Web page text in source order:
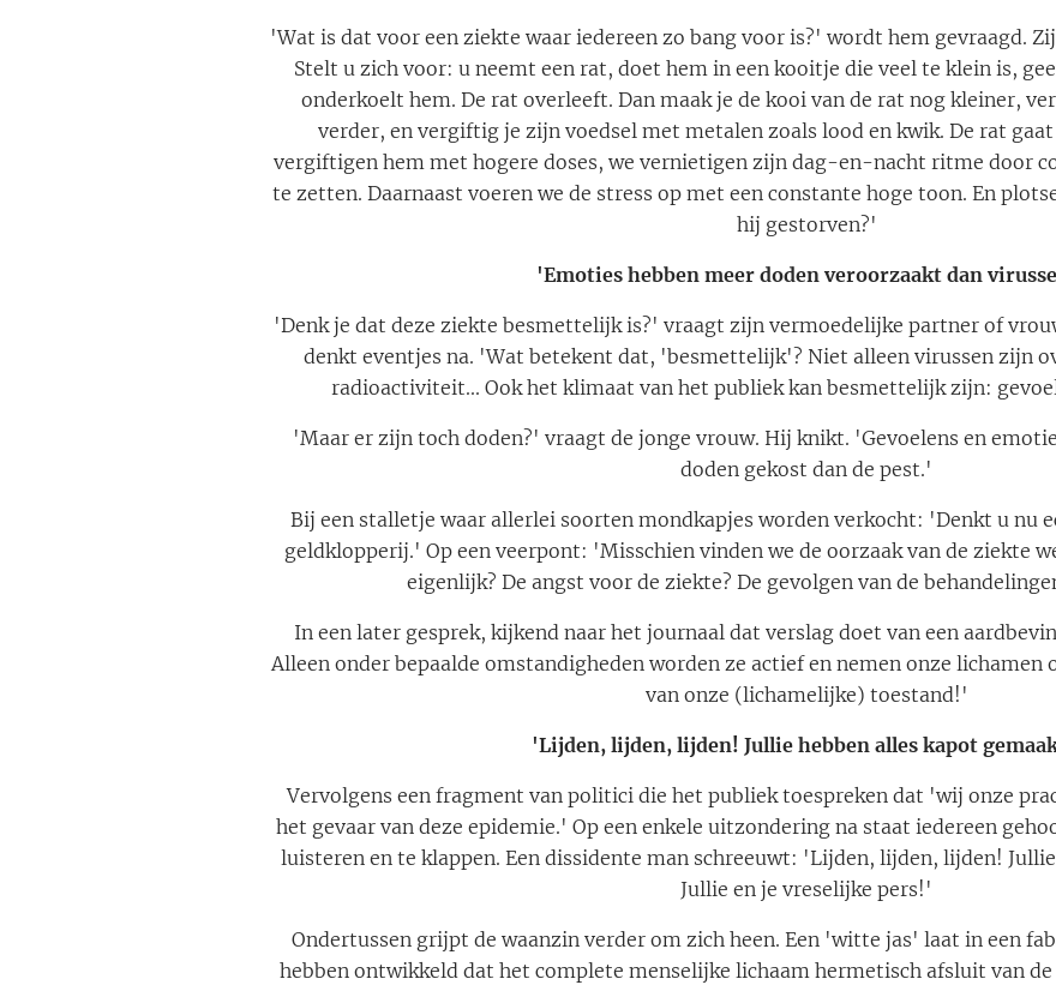
'Wat is dat voor een ziekte waar iedereen zo bang voor is?' wordt hem gevraagd.
Stelt u zich voor: u neemt een rat, doet hem in een kooitje die veel te klein is,
onderkoelt hem. De rat overleeft. Dan maak je de kooi van de rat nog kleiner,
verder, en vergiftig je zijn voedsel met metalen zoals lood en kwik. De rat
vergiftigen hem met hogere doses, we vernietigen zijn dag-en-nacht ritme door
te zetten. Daarnaast voeren we de stress op met een constante hoge toon. En
hij gestorven?'
'Emoties hebben meer doden veroorzaakt dan
'Denk je dat deze ziekte besmettelijk is?' vraagt zijn vermoedelijke partner of
denkt eventjes na. 'Wat betekent dat, 'besmettelijk'? Niet alleen virussen zijn
radioactiviteit... Ook het klimaat van het publiek kan besmettelijk zijn:
'Maar er zijn toch doden?' vraagt de jonge vrouw. Hij knikt. 'Gevoelens en
doden gekost dan de pest.'
Bij een stalletje waar allerlei soorten mondkapjes worden verkocht: 'Denkt u nu
geldklopperij.' Op een veerpont: 'Misschien vinden we de oorzaak van de ziekte
eigenlijk? De angst voor de ziekte? De gevolgen van de
In een later gesprek, kijkend naar het journaal dat verslag doet van een
Alleen onder bepaalde omstandigheden worden ze actief en nemen onze lichamen
van onze (lichamelijke) toestand!'
'Lijden, lijden, lijden! Jullie hebben alles kapot
Vervolgens een fragment van politici die het publiek toespreken dat 'wij onze
het gevaar van deze epidemie.' Op een enkele uitzondering na staat iedereen
luisteren en te klappen. Een dissidente man schreeuwt: 'Lijden, lijden, lijden!
Jullie en je vreselijke pers!'
Ondertussen grijpt de waanzin verder om zich heen. Een 'witte jas' laat in een
hebben ontwikkeld dat het complete menselijke lichaam hermetisch afsluit van